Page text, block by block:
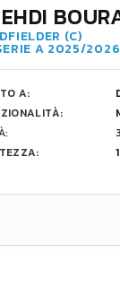
(C)
A 2025/2026
A: